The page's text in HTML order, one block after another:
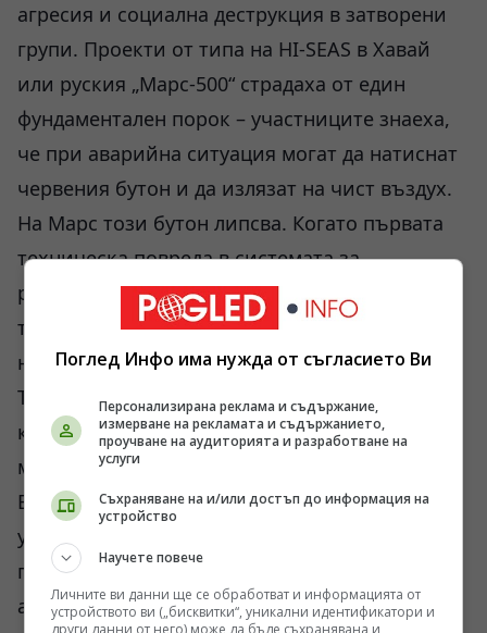
агресия и социална деструкция в затворени
групи. Проекти от типа на HI-SEAS в Хавай
или руския „Марс-500“ страдаха от един
фундаментален порок – участниците знаеха,
че при аварийна ситуация могат да натиснат
червения бутон и да излязат на чист въздух.
На Марс този бутон липсва. Когато първата
техническа повреда в системата за
регенерация на въздуха съвпадне с
тримесечна прашна буря, психологическото
напрежение ще премине в открит конфликт.
Това е логика, която не може да бъде
коригирана с нов софтуерен ъпдейт или по-
мощна ракета.
Въпреки че ракетите за многократна
употреба намалиха цената за извеждане на
полезен товар в ниска околоземна орбита,
апаратът „Пърсивърънс“ успя да произведе
Поглед Инфо има нужда от съгласието Ви
Персонализирана реклама и съдържание,
измерване на рекламата и съдържанието,
проучване на аудиторията и разработване на
услуги
Съхраняване на и/или достъп до информация на
устройство
Научете повече
Личните ви данни ще се обработват и информацията от
устройството ви („бисквитки“, уникални идентификатори и
други данни от него) може да бъде съхранявана и